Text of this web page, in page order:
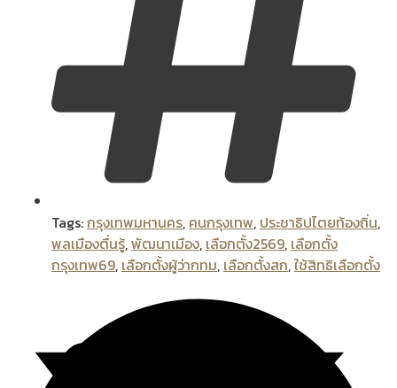
Tags:กรุงเทพมหานคร, คนกรุงเทพ, ประชาธิปไตยท้องถิ่น,
พลเมืองตื่นรู้,พัฒนาเมือง, เลือกตั้ง2569, เลือกตั้ง
กรุงเทพ69, เลือกตั้งผู้ว่ากทม, เลือกตั้งสก,ใช้สิทธิเลือกตั้ง